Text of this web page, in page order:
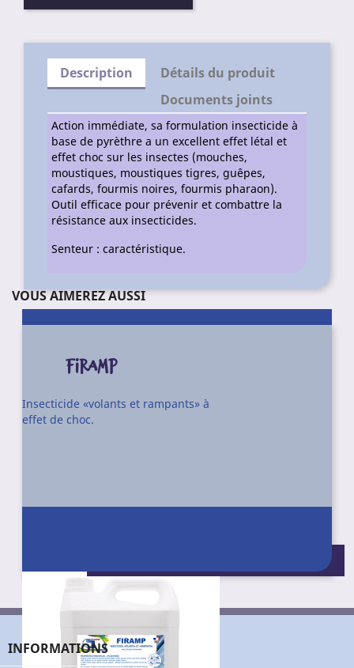
Description
Détails du produit
Documents joints
Action immédiate, sa formulation insecticide à
base de pyrèthre a un excellent effet létal et
effet choc sur les insectes (mouches,
moustiques, moustiques tigres, guêpes,
cafards, fourmis noires, fourmis pharaon).
Outil efficace pour prévenir et combattre la
résistance aux insecticides.
Senteur : caractéristique.
VOUS AIMEREZ AUSSI
FIRAMP
Insecticide «volants et rampants» à
effet de choc.
INFORMATIONS